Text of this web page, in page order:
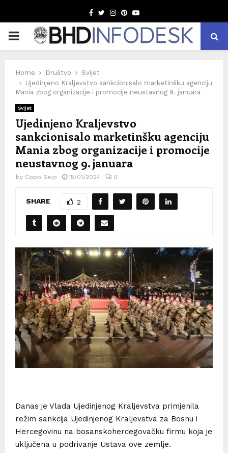
Facebook
TwitterInstagram
Pinterest
Youtube
PRIMARY
Home Društvo
Svijet
Ujedinjeno Kraljevstvo sankcionisalo marketinšku agenciju
Mania zbog organizacije i promocije neustavnog 9. januara
Svijet
Ujedinjeno Kraljevstvo
sankcionisalo marketinšku agenciju
Mania zbog organizacije i promocije
neustavnog 9. januara
by Copo Sejo 15/01/2024 0
SHARE 2
Danas je Vlada Ujedinjenog Kraljevstva primjenila
režim sankcija Ujedinjenog Kraljevstva za Bosnu i
Hercegovinu na bosanskohercegovačku firmu koja je
uključena u podrivanje Ustava ove zemlje.